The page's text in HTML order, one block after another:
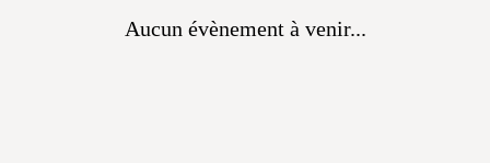
Aucun évènement à venir...